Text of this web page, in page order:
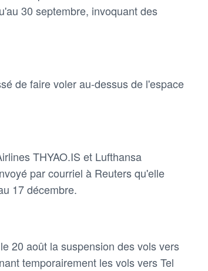
30 septembre, invoquant des
de faire voler au-dessus de l'espace
THYAO.IS et Lufthansa
par courriel à Reuters qu'elle
17 décembre.
20 août la suspension des vols vers
temporairement les vols vers Tel